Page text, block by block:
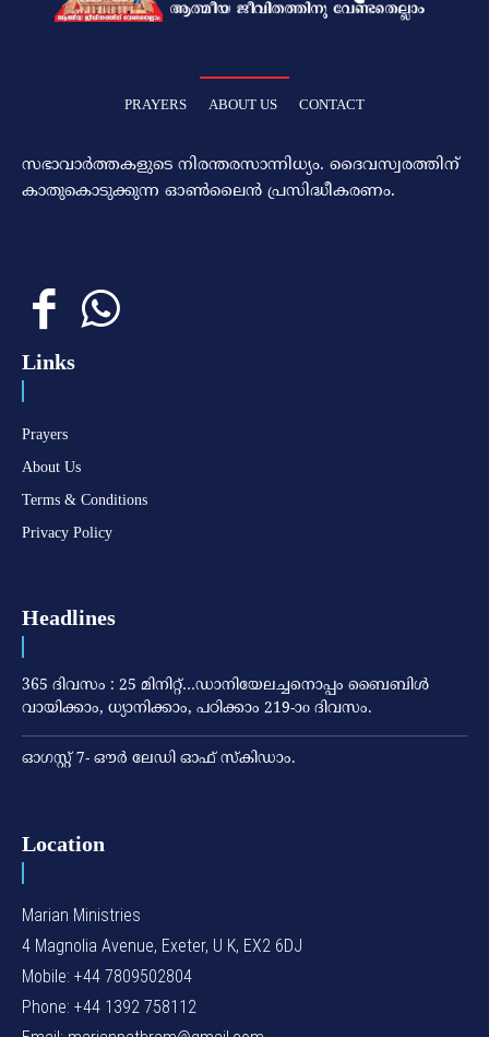
PRAYERS ABOUT US CONTACT
സഭാവാര്‍ത്തകളുടെ നിരന്തരസാന്നിധ്യം. ദൈവസ്വരത്തിന്‌
കാതുകൊടുക്കുന്ന ഓണ്‍ലൈന്‍ പ്രസിദ്ധീകരണം.
Links
Prayers
About Us
Terms & Conditions
Privacy Policy
Headlines
365 ദിവസം : 25 മിനിറ്റ്…ഡാനിയേലച്ചനൊപ്പം ബൈബിൾ
വായിക്കാം, ധ്യാനിക്കാം, പഠിക്കാം 219-ാo ദിവസം.
ഓഗസ്റ്റ് 7- ഔര്‍ ലേഡി ഓഫ് സ്‌കിഡാം.
Location
Marian Ministries
4 Magnolia Avenue, Exeter, U K, EX2 6DJ
Mobile: +44 7809502804
Phone: +44 1392 758112